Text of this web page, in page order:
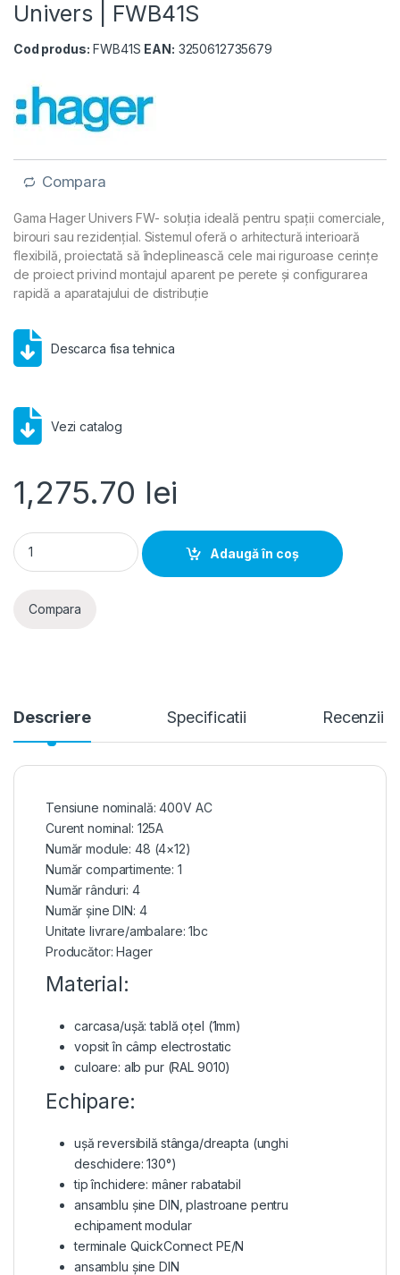
Univers | FWB41S
Cod produs: FWB41S EAN: 3250612735679
Compara
Gama Hager Univers FW- soluția ideală pentru spații comerciale,
birouri sau rezidențial. Sistemul oferă o arhitectură interioară
flexibilă, proiectată să îndeplinească cele mai riguroase cerințe
de proiect privind montajul aparent pe perete și configurarea
rapidă a aparatajului de distribuție
Descarca fisa tehnica
Vezi catalog
1,275.70 lei
Tablou metalic aparent 48 module 650x300x165mm IP44,
Adaugă în coș
Compara
Descriere Specificatii Recenzii
Tensiune nominală: 400V AC
Curent nominal: 125A
Număr module: 48 (4×12)
Număr compartimente: 1
Număr rânduri: 4
Număr șine DIN: 4
Unitate livrare/ambalare: 1bc
Producător: Hager
Material:
carcasa/ușă: tablă oțel (1mm)
vopsit în câmp electrostatic
culoare: alb pur (RAL 9010)
Echipare:
ușă reversibilă stânga/dreapta (unghi
deschidere: 130°)
tip închidere: mâner rabatabil
ansamblu șine DIN, plastroane pentru
echipament modular
terminale QuickConnect PE/N
ansamblu șine DIN